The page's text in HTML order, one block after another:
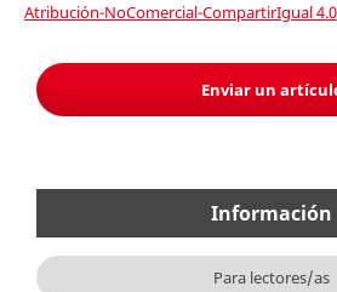
Atribución-NoComercial-CompartirIgual 4.0
Enviar un
Información
Para lectores/as